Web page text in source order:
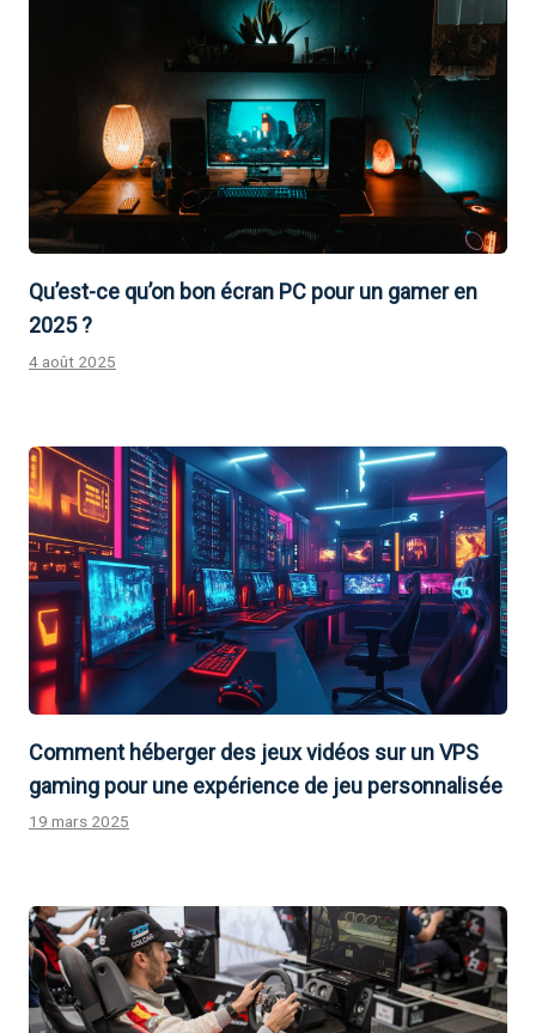
Qu’est-ce qu’on bon écran PC pour un gamer en
2025 ?
4 août 2025
Comment héberger des jeux vidéos sur un VPS
gaming pour une expérience de jeu personnalisée
19 mars 2025